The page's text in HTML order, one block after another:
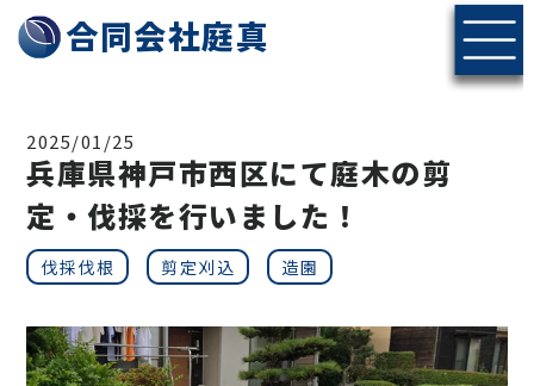
神戸・北摂エリアの伐採・剪定なら合同会社庭真へ
合同会社庭真
2025/01/25
兵庫県神戸市西区にて庭木の剪
定・伐採を行いました！
伐採伐根 剪定刈込 造園